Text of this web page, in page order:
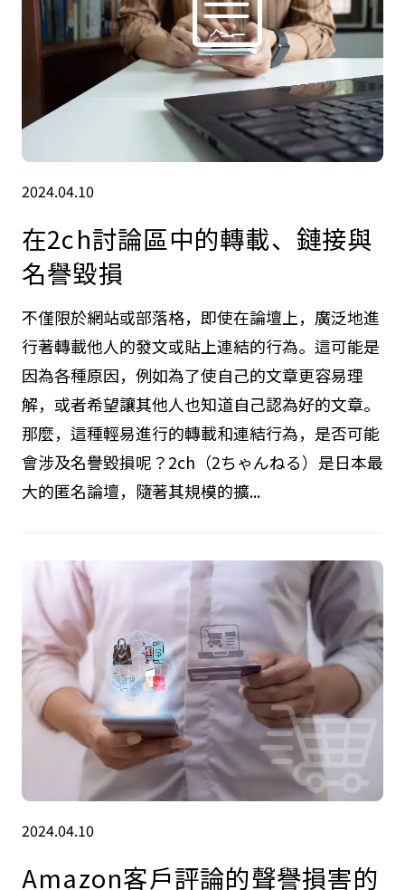
2024.04.10
在2ch討論區中的轉載、鏈接與
名譽毀損
不僅限於網站或部落格，即使在論壇上，廣泛地進
行著轉載他人的發文或貼上連結的行為。這可能是
因為各種原因，例如為了使自己的文章更容易理
解，或者希望讓其他人也知道自己認為好的文章。
那麼，這種輕易進行的轉載和連結行為，是否可能
會涉及名譽毀損呢？2ch（2ちゃんねる）是日本最
大的匿名論壇，隨著其規模的擴...
2024.04.10
Amazon客戶評論的聲譽損害的